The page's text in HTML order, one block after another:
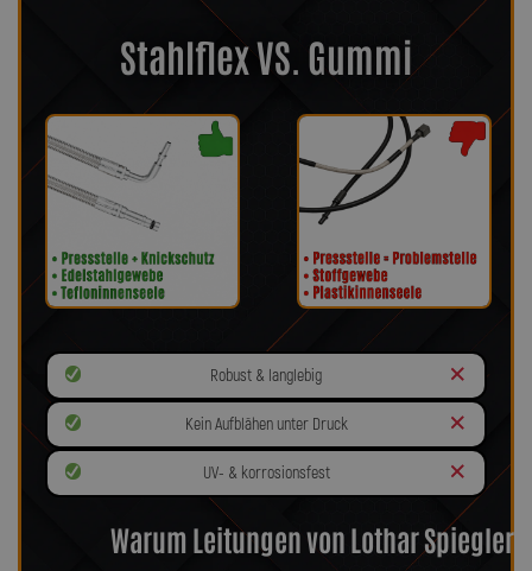
Stahlflex VS. Gummi
Robust & langlebig
Kein Aufblähen unter Druck
UV- & korrosionsfest
Warum Leitungen von Lothar Spiegler?